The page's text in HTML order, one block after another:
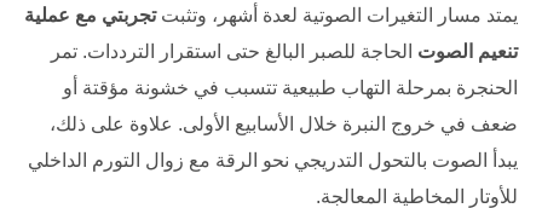
يمتد مسار التغيرات الصوتية لعدة أشهر، وتثبتتجربتي مع عملية
تنعيم الصوت الحاجة للصبر البالغ حتى استقرار الترددات. تمر
الحنجرة بمرحلة التهاب طبيعية تتسبب في خشونة مؤقتة أو
ضعف في خروج النبرة خلال الأسابيع الأولى. علاوة على ذلك،
يبدأ الصوت بالتحول التدريجي نحو الرقة مع زوال التورم الداخلي
للأوتار المخاطية المعالجة.